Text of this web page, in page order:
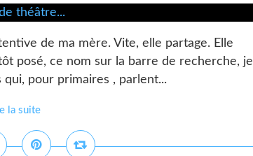
de ma mère. Vite, elle partage. Elle
posé, ce nom sur la barre de recherche, je
pour primaires , parlent...
la suite